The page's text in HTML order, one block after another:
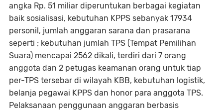
angka Rp. 51 miliar diperuntukan berbagai kegiatan
baik sosialisasi, kebutuhan KPPS sebanyak 17934
personil, jumlah anggaran sarana dan prasarana
seperti ; kebutuhan jumlah TPS (Tempat Pemilihan
Suara) mencapai 2562 dikali, terdiri dari 7 orang
anggota dan 2 petugas keamanan orang untuk tiap
per-TPS tersebar di wilayah KBB, kebutuhan logistik,
belanja pegawai KPPS dan honor para anggota TPS.
Pelaksanaan penggunaan anggaran berbasis